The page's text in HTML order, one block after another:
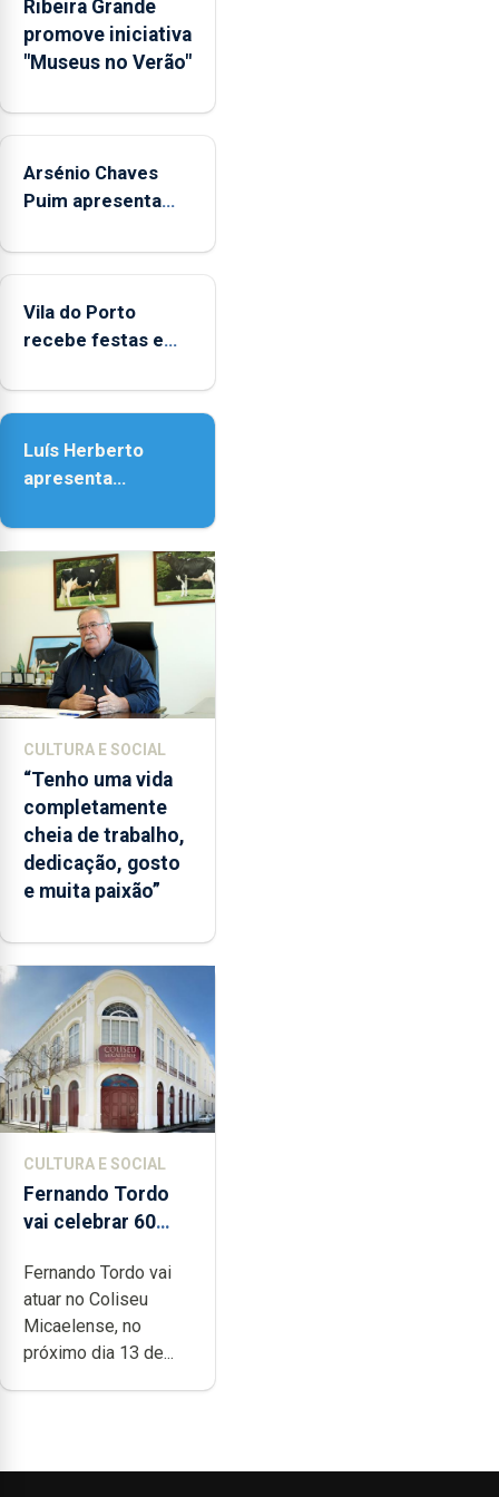
Rede
Municipal
de
aos
durante
o
de
entre
as
e
as
18h00.
Ribeira Grande
promove iniciativa
"Museus no Verão"
Arsénio Chaves
Puim apresenta
de Vila do Porto
Vila do Porto
recebe festas em
Senhora da
Luís Herberto
apresenta
Paisagem’
CULTURA E SOCIAL
“Tenho uma vida
completamente
cheia de trabalho,
dedicação, gosto
e muita paixão”
CULTURA E SOCIAL
Fernando Tordo
vai celebrar 60
no Coliseu
Micaelense
Fernando Tordo vai
atuar no Coliseu
Micaelense, no
próximo dia 13 de...